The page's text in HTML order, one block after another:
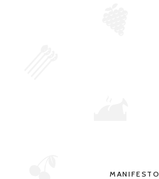
MANIFESTO